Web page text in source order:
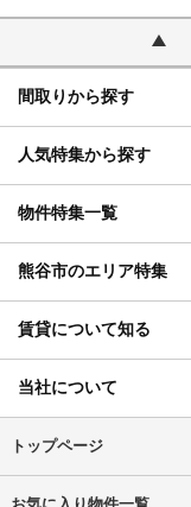
間取りから探す
人気特集から探す
物件特集一覧
熊谷市のエリア特集
賃貸について知る
当社について
トップページ